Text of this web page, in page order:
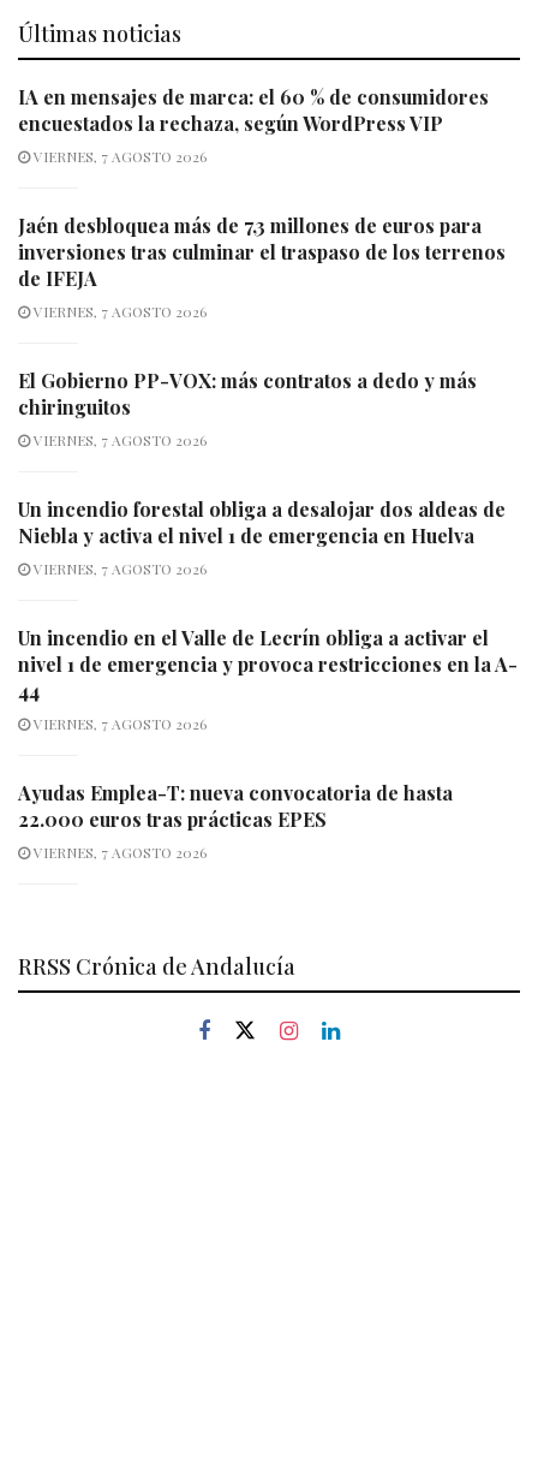
Últimas noticias
IA en mensajes de marca: el 60 % de consumidores
encuestados la rechaza, según WordPress VIP
VIERNES, 7 AGOSTO 2026
Jaén desbloquea más de 7,3 millones de euros para
inversiones tras culminar el traspaso de los terrenos
de IFEJA
VIERNES, 7 AGOSTO 2026
El Gobierno PP-VOX: más contratos a dedo y más
chiringuitos
VIERNES, 7 AGOSTO 2026
Un incendio forestal obliga a desalojar dos aldeas de
Niebla y activa el nivel 1 de emergencia en Huelva
VIERNES, 7 AGOSTO 2026
Un incendio en el Valle de Lecrín obliga a activar el
nivel 1 de emergencia y provoca restricciones en la A-
44
VIERNES, 7 AGOSTO 2026
Ayudas Emplea-T: nueva convocatoria de hasta
22.000 euros tras prácticas EPES
VIERNES, 7 AGOSTO 2026
RRSS Crónica de Andalucía